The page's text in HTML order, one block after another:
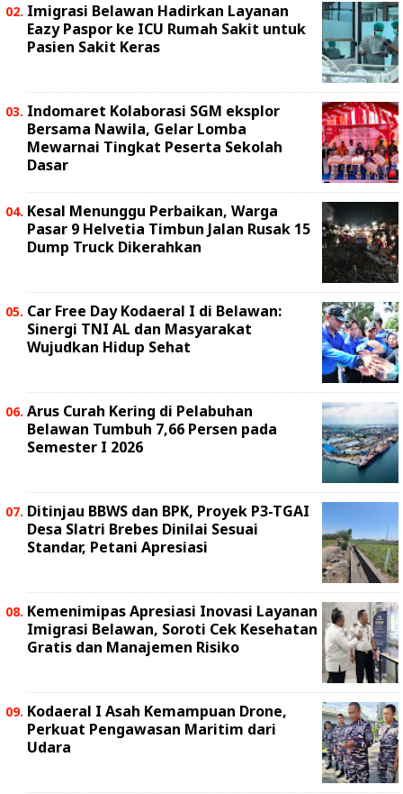
Imigrasi Belawan Hadirkan Layanan
Eazy Paspor ke ICU Rumah Sakit untuk
Pasien Sakit Keras
Indomaret Kolaborasi SGM eksplor
Bersama Nawila, Gelar Lomba
Mewarnai Tingkat Peserta Sekolah
Dasar
Kesal Menunggu Perbaikan, Warga
Pasar 9 Helvetia Timbun Jalan Rusak 15
Dump Truck Dikerahkan
Car Free Day Kodaeral I di Belawan:
Sinergi TNI AL dan Masyarakat
Wujudkan Hidup Sehat
Arus Curah Kering di Pelabuhan
Belawan Tumbuh 7,66 Persen pada
Semester I 2026
Ditinjau BBWS dan BPK, Proyek P3-TGAI
Desa Slatri Brebes Dinilai Sesuai
Standar, Petani Apresiasi
Kemenimipas Apresiasi Inovasi Layanan
Imigrasi Belawan, Soroti Cek Kesehatan
Gratis dan Manajemen Risiko
Kodaeral I Asah Kemampuan Drone,
Perkuat Pengawasan Maritim dari
Udara